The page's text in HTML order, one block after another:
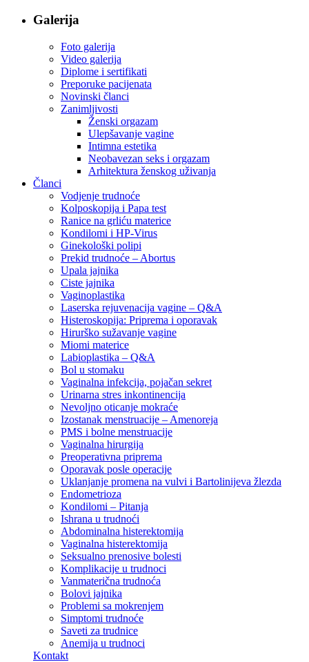
Galerija
Foto galerija
Video galerija
Diplome i sertifikati
Preporuke pacijenata
Novinski članci
Zanimljivosti
Ženski orgazam
Ulepšavanje vagine
Intimna estetika
Neobavezan seks i orgazam
Arhitektura ženskog uživanja
Članci
Vodjenje trudnoće
Kolposkopija i Papa test
Ranice na grliću materice
Kondilomi i HP-Virus
Ginekološki polipi
Prekid trudnoće – Abortus
Upala jajnika
Ciste jajnika
Vaginoplastika
Laserska rejuvenacija vagine – Q&A
Histeroskopija: Priprema i oporavak
Hirurško sužavanje vagine
Miomi materice
Labioplastika – Q&A
Bol u stomaku
Vaginalna infekcija, pojačan sekret
Urinarna stres inkontinencija
Nevoljno oticanje mokraće
Izostanak menstruacije – Amenoreja
PMS i bolne menstruacije
Vaginalna hirurgija
Preoperativna priprema
Oporavak posle operacije
Uklanjanje promena na vulvi i Bartolinijeva žlezda
Endometrioza
Kondilomi – Pitanja
Ishrana u trudnoći
Abdominalna histerektomija
Vaginalna histerektomija
Seksualno prenosive bolesti
Komplikacije u trudnoci
Vanmaterična trudnoća
Bolovi jajnika
Problemi sa mokrenjem
Simptomi trudnoće
Saveti za trudnice
Anemija u trudnoci
Kontakt